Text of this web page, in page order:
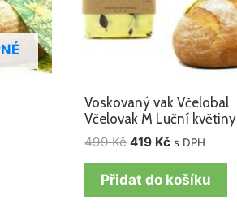
Voskovaný vak Včelobal
Včelovak M Luční květiny
499Kč 419 Kč s DPH
Přidat do košíku